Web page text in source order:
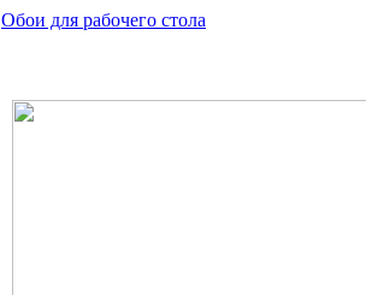
Обои для рабочего стола